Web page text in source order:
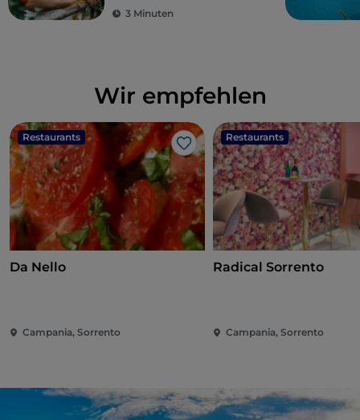
Nachhaltigkeit und
3 Minuten
Wir empfehlen
Restaurants
Like
Da Nello
Campania, Sorrento
Restaurants
Radical Sorrento
Campania, Sorrento